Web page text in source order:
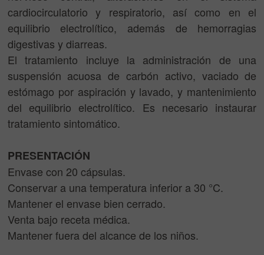
cardiocirculatorio y respiratorio, así como en el
equilibrio electrolítico, además de hemorragias
digestivas y diarreas.
El tratamiento incluye la administración de una
suspensión acuosa de carbón activo, vaciado de
estómago por aspiración y lavado, y mantenimiento
del equilibrio electrolítico. Es necesario instaurar
tratamiento sintomático.
PRESENTACIÓN
Envase con 20 cápsulas.
Conservar a una temperatura inferior a 30 °C.
Mantener el envase bien cerrado.
Venta bajo receta médica.
Mantener fuera del alcance de los niños.